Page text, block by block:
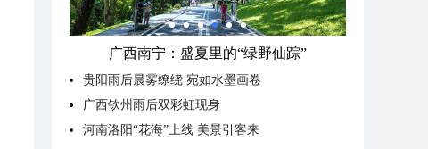
广西南宁：盛夏里的“绿野仙踪”
贵阳雨后晨雾缭绕 宛如水墨画卷
广西钦州雨后双彩虹现身
河南洛阳“花海”上线 美景引客来